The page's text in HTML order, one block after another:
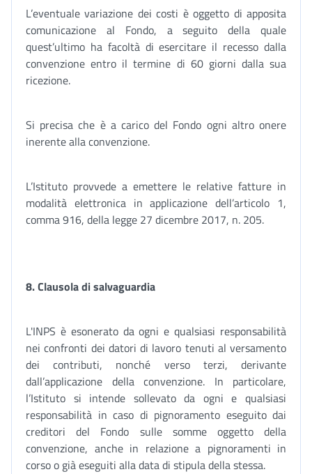
L’eventuale variazione dei costi è oggetto di apposita
comunicazione al Fondo, a seguito della quale
quest’ultimo ha facoltà di esercitare il recesso dalla
convenzione entro il termine di 60 giorni dalla sua
ricezione.
Si precisa che è a carico del Fondo ogni altro onere
inerente alla convenzione.
L’Istituto provvede a emettere le relative fatture in
modalità elettronica in applicazione dell’articolo 1,
comma 916, della legge 27 dicembre 2017, n. 205.
8. Clausola di salvaguardia
L'INPS è esonerato da ogni e qualsiasi responsabilità
nei confronti dei datori di lavoro tenuti al versamento
dei contributi, nonché verso terzi, derivante
dall’applicazione della convenzione. In particolare,
l’Istituto si intende sollevato da ogni e qualsiasi
responsabilità in caso di pignoramento eseguito dai
creditori del Fondo sulle somme oggetto della
convenzione, anche in relazione a pignoramenti in
corso o già eseguiti alla data di stipula della stessa.